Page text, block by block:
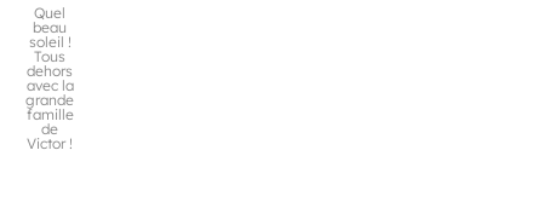
Quel
beau
soleil !
Tous
dehors
avec la
grande
famille
de
Victor !